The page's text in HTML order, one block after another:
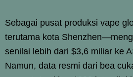
Sebagai pusat produksi vape
terutama kota
senilai lebih dari $3,6 miliar ke
Namun, data resmi dari bea